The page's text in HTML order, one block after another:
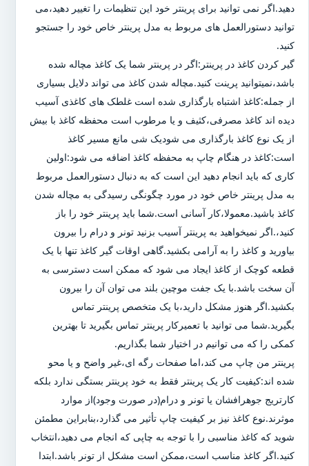
دهید.اگر نمی توانید برای پرینتر خود این تنظیمات را تغییر دهید،می
توانید دستورالعمل های مربوط به مدل پرینتر خاص خود را جستجو
کنید.
گیر کردن کاغذ در پرینتر:اگر در پرینتر شما یک کاغذ مچاله شده
باشد،نمیتوانید پرینت کنید.مچاله شدن کاغذ می تواند دلایل بسیاری
از جمله:کاغذ اشتباه بارگذاری شده است غلطک های کاغذی آسیب
دیده اند کاغذ مصرفی،کثیف و یا مرطوب است محفظه کاغذ با بیش
از یک نوع کاغذ بارگذاری می شودیک شی مانع مسیر کاغذ
است:کاغذ در هنگام چاپ به محفظه کاغذ اضافه می شود:اولین
کاری که باید انجام دهید این است که به دنبال دستورالعمل مربوط
به مدل پرینتر خاص خود در مورد چگونگی رسیدگی به مچاله شدن
کاغذ باشید.معمولا،کار آسانی است.شما باید پرینتر خود را باز
کنید،.اگر نمیخواهید به پرینتر آسیب بزنید تونر و درام را بیرون
بیاورید و کاغذ را به آرامی بکشید.گاهی اوقات گیر کاغذ تنها با یک
قطعه کوچک از کاغذ ایجاد می شود که ممکن است دسترسی به
آن سخت باشد.با یک جفت موچین بلند می توان آن را بیرون
بکشید.اگر هنوز مشکل دارید،با یک متخصص پرینتر تماس
بگیرید.شما می توانید با تعمیرکار پرینتر تماس بگیرید تا بهترین
کمکی را که می توانیم در اختیار شما بگذاریم.
پرینتر من چاپ می کند،اما صفحات رگه ای،غیر واضح و یا محو
شده اند:کیفیت کار یک پرینتر فقط به خود پرینتر بستگی ندارد بلکه
کارتریج جوهرافشان یا تونر و درام(در صورت وجود)از موارد
موثرند.نوع کاغذ نیز بر کیفیت چاپ تأثیر می گذارد،بنابراین مطمئن
شوید که کاغذ مناسبی را با توجه به چاپی که انجام می دهید،انتخاب
کنید.اگر کاغذ مناسب است،ممکن است مشکل از تونر باشد.ابتدا